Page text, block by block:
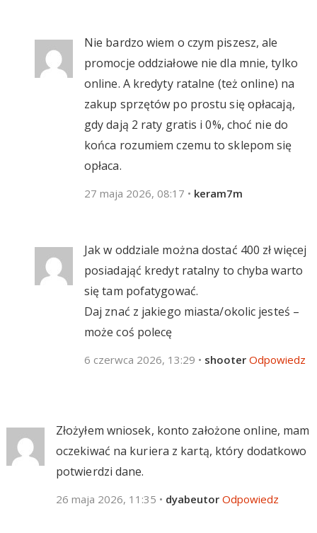
Nie bardzo wiem o czym piszesz, ale
promocje oddziałowe nie dla mnie, tylko
online. A kredyty ratalne (też online) na
zakup sprzętów po prostu się opłacają,
gdy dają 2 raty gratis i 0%, choć nie do
końca rozumiem czemu to sklepom się
opłaca.
27 maja 2026, 08:17 • keram7m
Jak w oddziale można dostać 400 zł więcej
posiadająć kredyt ratalny to chyba warto
się tam pofatygować.
Daj znać z jakiego miasta/okolic jesteś –
może coś polecę
6 czerwca 2026, 13:29 • shooter Odpowiedz
Złożyłem wniosek, konto założone online, mam
oczekiwać na kuriera z kartą, który dodatkowo
potwierdzi dane.
26 maja 2026, 11:35 • dyabeutor Odpowiedz